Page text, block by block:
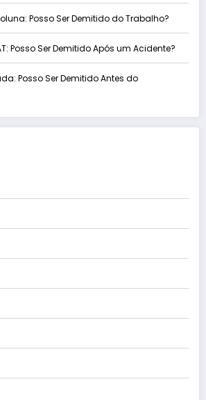
Posso Ser Demitido do Trabalho?
Posso Ser Demitido Após um Acidente?
Posso Ser Demitido Antes do